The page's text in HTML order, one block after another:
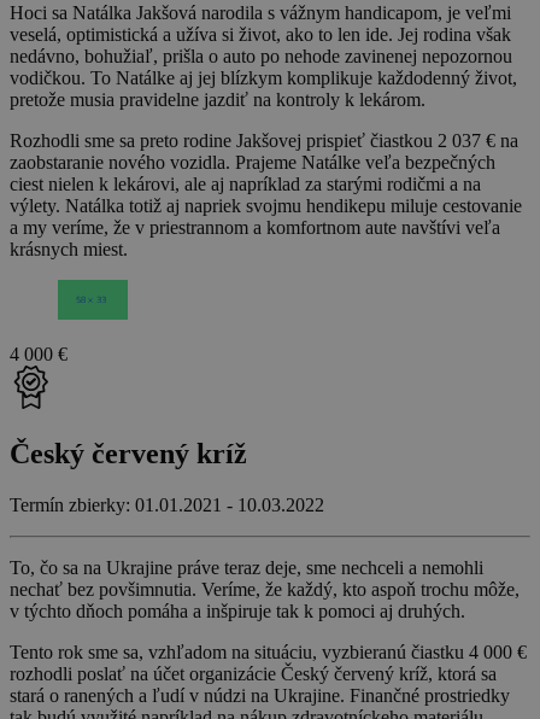
Hoci sa Natálka Jakšová narodila s vážnym handicapom, je veľmi
veselá, optimistická a užíva si život, ako to len ide. Jej rodina však
nedávno, bohužiaľ, prišla o auto po nehode zavinenej nepozornou
vodičkou. To Natálke aj jej blízkym komplikuje každodenný život,
pretože musia pravidelne jazdiť na kontroly k lekárom.
Rozhodli sme sa preto rodine Jakšovej prispieť čiastkou 2 037 € na
zaobstaranie nového vozidla. Prajeme Natálke veľa bezpečných
ciest nielen k lekárovi, ale aj napríklad za starými rodičmi a na
výlety. Natálka totiž aj napriek svojmu hendikepu miluje cestovanie
a my veríme, že v priestrannom a komfortnom aute navštívi veľa
krásnych miest.
4 000 €
Český červený kríž
Termín zbierky: 01.01.2021 - 10.03.2022
To, čo sa na Ukrajine práve teraz deje, sme nechceli a nemohli
nechať bez povšimnutia. Veríme, že každý, kto aspoň trochu môže,
v týchto dňoch pomáha a inšpiruje tak k pomoci aj druhých.
Tento rok sme sa, vzhľadom na situáciu, vyzbieranú čiastku 4 000 €
rozhodli poslať na účet organizácie Český červený kríž, ktorá sa
stará o ranených a ľudí v núdzi na Ukrajine. Finančné prostriedky